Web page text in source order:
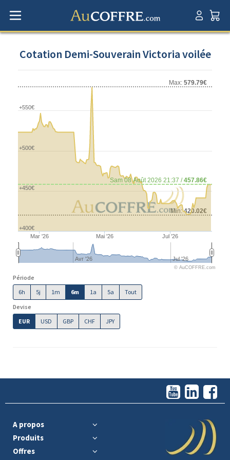
Cotation Demi-Souverain Victoria voilée
Min:420.02€
Max: 579.79€
Sam 08 Août 2026 21:37 /457.86€
Mar '26 Mai '26 Jul '26
Avr '26 Jul '26
+400€
+450€
+500€
+550€
© AuCOFFRE.com
Période
6h
5j 1m 6m 1a 5a
Tout
Devise
EUR
USD GBP CHF JPY
A propos
Produits
Offres